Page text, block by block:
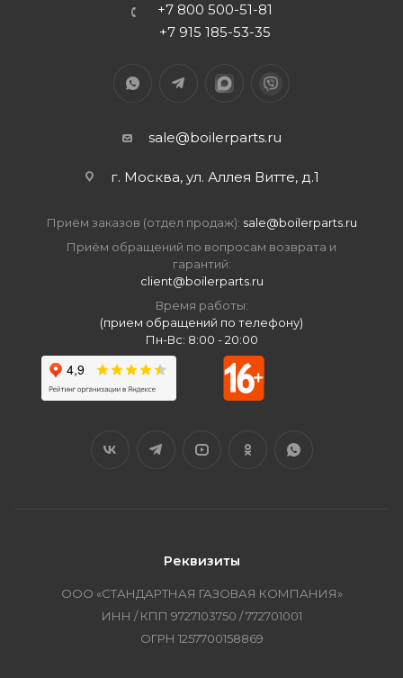
+7 800 500-51-81
+7 915 185-53-35
sale@boilerparts.ru
г. Москва, ул. Аллея Витте, д.1
Приём заказов (отдел продаж): sale@boilerparts.ru
Приём обращений по вопросам возврата и
гарантий:
client@boilerparts.ru
Время работы:
(прием обращений по телефону)
Пн-Вс: 8:00 - 20:00
Реквизиты
ООО «СТАНДАРТНАЯ ГАЗОВАЯ КОМПАНИЯ»
ИНН / КПП 9727103750 / 772701001
ОГРН 1257700158869